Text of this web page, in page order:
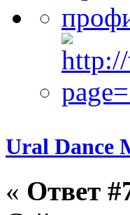
Ural Dance
« Ответ